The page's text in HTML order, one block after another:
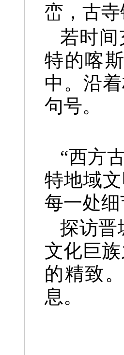
峦，古
若时间
特的喀
中。沿
句号。
“西方
特地域
每一处
探访晋
文化巨
的精致
息。